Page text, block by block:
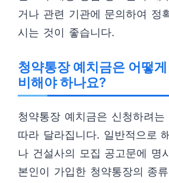
거나 관련 기관에 문의하여 정
시는 것이 좋습니다.
청약통장 예치금은 어떻
비해야 하나요?
청약통장 예치금은 신청하려는
따라 달라집니다. 일반적으로
나 건설사의 모집 공고문에 명
본인이 가입한 청약통장의 종